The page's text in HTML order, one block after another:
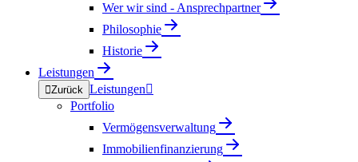
Wer wir sind - Ansprechpartner
Philosophie
Historie
Leistungen
Zurück Leistungen
Portfolio
Vermögensverwaltung
Immobilienfinanzierung